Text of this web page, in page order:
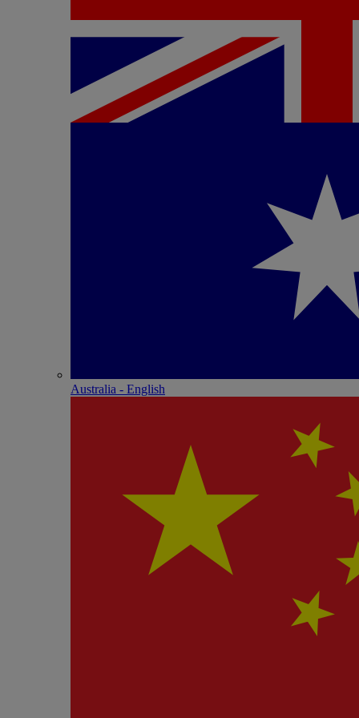
Australia - English